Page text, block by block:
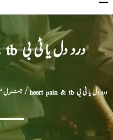
heart pain & tb درد دل یا ٹی بی
جنرل / heart pain & tb درد دل یا ٹی بی